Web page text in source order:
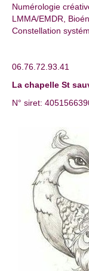
Numérologie
LMMA/EMDR,
Constellation
06.76.72.93.41
La chapelle St
N° siret: